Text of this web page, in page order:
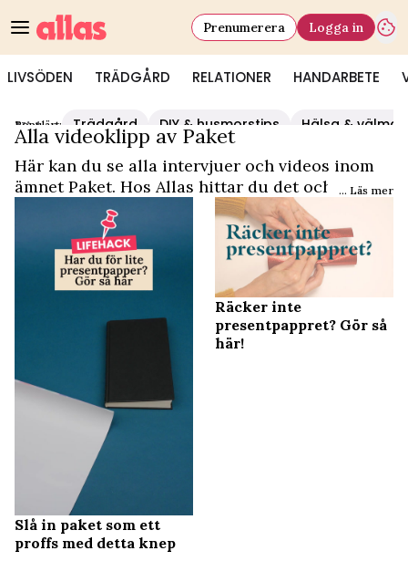
LIVSÖDEN TRÄDGÅRD RELATIONER HANDARBETE
Prenumerera Logga in
Populärt: Trädgård DIY & husmorstips Hälsa &
Video Start/Paket
Alla videoklipp av Paket
Här kan du se alla intervjuer och videos inom
ämnet Paket. Hos Allas hittar du det och
mycket mer.
... Läs mer
Slå in paket som ett
proffs med detta knep
Räcker inte
presentpappret? Gör så
här!